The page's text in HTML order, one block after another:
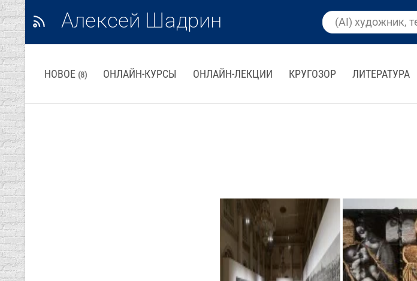
Алексей Шадрин
НОВОЕ (8) ОНЛАЙН-КУРСЫ ОНЛАЙН-ЛЕКЦИИ КРУГОЗОР ЛИТЕРАТУРА